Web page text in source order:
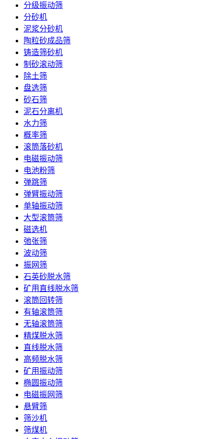
分级振动筛
分砂机
泥浆分砂机
陶粒砂成品筛
铸造筛砂机
制砂滚动筛
除土筛
盘选筛
砂石筛
泥石分离机
水力筛
概率筛
滚筒落砂机
电磁振动筛
电池粉筛
弹跳筛
弹臂振动筛
单轴振动筛
大型滚筒筛
磁选机
弛张筛
波动筛
振网筛
石英砂脱水筛
矿用直线脱水筛
滚筒回转筛
有轴滚筒筛
无轴滚筒筛
精煤脱水筛
直线脱水筛
高频脱水筛
矿用振动筛
椭圆振动筛
电磁振网筛
悬臂筛
筛沙机
筛煤机